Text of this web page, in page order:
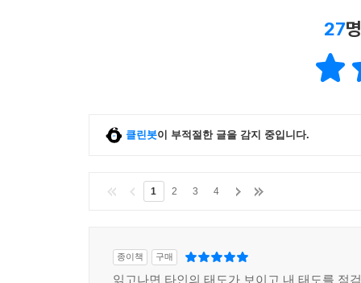
27
클린봇이 부적절한 글을 감지 중입니다.
1 2 3 4
종이책 구매
읽고나면 타인의 태도가 보이고 내 태도를 점